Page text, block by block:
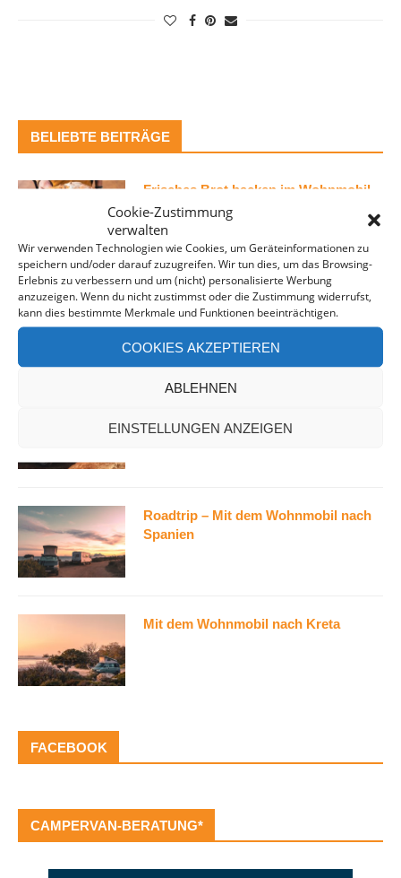
Cookie-Zustimmung
verwalten
Wir verwenden Technologien wie Cookies, um Geräteinformationen zu
speichern und/oder darauf zuzugreifen. Wir tun dies, um das Browsing-
Erlebnis zu verbessern und um (nicht) personalisierte Werbung
anzuzeigen. Wenn du nicht zustimmst oder die Zustimmung widerrufst,
kann dies bestimmte Merkmale und Funktionen beeinträchtigen.
COOKIES AKZEPTIEREN
ABLEHNEN
EINSTELLUNGEN ANZEIGEN
BELIEBTE BEITRÄGE
Frisches Brot backen im Wohnmobil
Toilette im VW Bus – Unsere
Erfahrungen und Tipps
Du Deinen Camper vor Diebstahl
Roadtrip – Mit dem Wohnmobil nach
Spanien
Mit dem Wohnmobil nach Kreta
FACEBOOK
CAMPERVAN-BERATUNG*